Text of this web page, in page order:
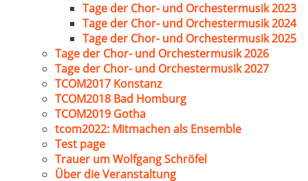
Tage der Chor- und Orchestermusik 2023
Tage der Chor- und Orchestermusik 2024
Tage der Chor- und Orchestermusik 2025
Tage der Chor- und Orchestermusik 2026
Tage der Chor- und Orchestermusik 2027
TCOM2017 Konstanz
TCOM2018 Bad Homburg
TCOM2019 Gotha
tcom2022: Mitmachen als Ensemble
Test page
Trauer um Wolfgang Schröfel
Über die Veranstaltung